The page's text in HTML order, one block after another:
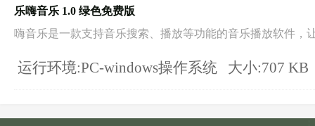
乐嗨音乐 1.0 绿色免费版
嗨音乐是一款支持音乐搜索、播放等功能的音乐播放软件，
运行环境:PC-windows操作系统 大小:707 KB